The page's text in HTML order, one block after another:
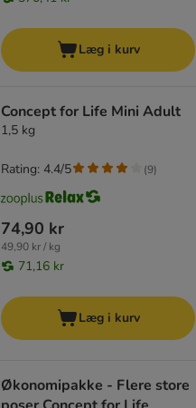
Læg i kurv
Concept for Life Mini Adult
1,5 kg
74,90 kr
49,90 kr / kg
71,16 kr
Rating: 4.4/5 (9)
Læg i kurv
Økonomipakke - Flere store